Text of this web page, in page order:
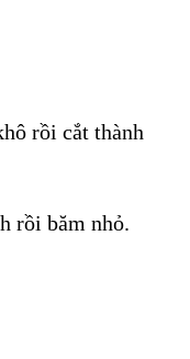
rồi cắt thành
rồi băm nhỏ.